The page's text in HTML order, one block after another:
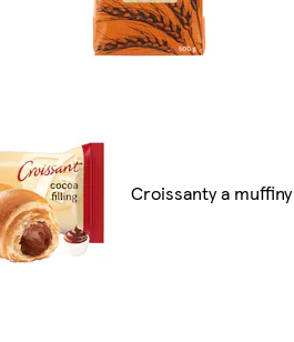
Croissanty a muffiny